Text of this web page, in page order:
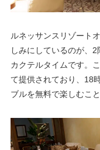
ルネッサンスリゾート
しみにしているのが、
カクテルタイムです。
て提供されており、18
ブルを無料で楽しむこ